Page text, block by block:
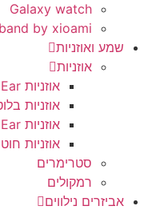
Galaxy watch
Mi band by xioami
שמע ואוזניות
אוזניות
אוזניות In Ear
אוזניות בלוטות'
אוזניות On Ear
אוזניות חוטיות
סטרימרים
רמקולים
אביזרים נילווים